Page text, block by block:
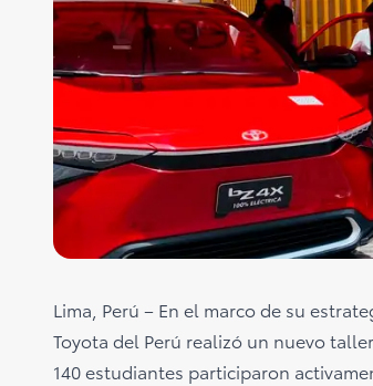
Lima, Perú – En el marco de su
Toyota del Perú realizó un nuevo
140 estudiantes participaron